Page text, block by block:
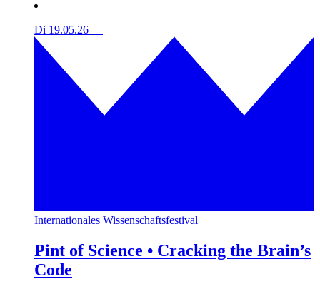
Di 19.05.26 —
Internationales Wissenschaftsfestival
Pint of Science • Cracking the Brain’s
Code